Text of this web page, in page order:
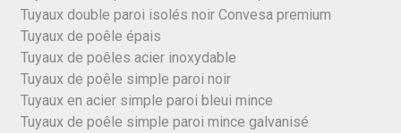
Tuyaux double paroi isolés noir Convesa premium
Tuyaux de poêle épais
Tuyaux de poêles acier inoxydable
Tuyaux de poêle simple paroi noir
Tuyaux en acier simple paroi bleui mince
Tuyaux de poêle simple paroi mince galvanisé